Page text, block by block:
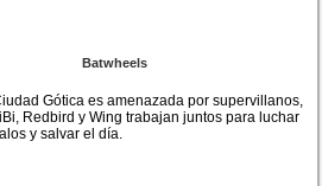
Batwheels
Gótica es amenazada por supervillanos,
Redbird y Wing trabajan juntos para luchar
y salvar el día.